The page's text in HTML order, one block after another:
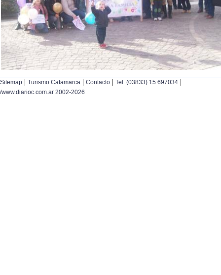
Sitemap | Turismo Catamarca | Contacto | Tel. (03833) 15 697034 |
/www.diarioc.com.ar 2002-2026